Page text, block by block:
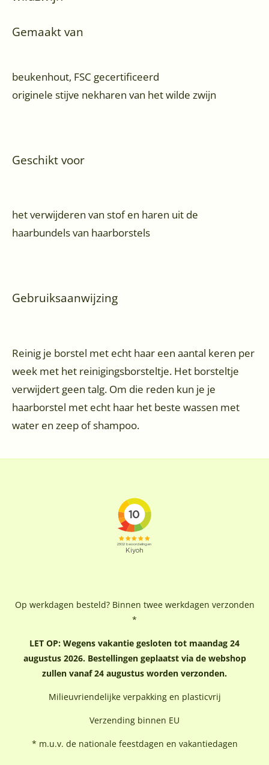
Gemaakt van
beukenhout, FSC gecertificeerd
originele stijve nekharen van het wilde zwijn
Geschikt voor
het verwijderen van stof en haren uit de
haarbundels van haarborstels
Gebruiksaanwijzing
Reinig je borstel met echt haar een aantal keren per
week met het reinigingsborsteltje. Het borsteltje
verwijdert geen talg. Om die reden kun je je
haarborstel met echt haar het beste wassen met
water en zeep of shampoo.
Op werkdagen besteld? Binnen twee werkdagen verzonden
*
LET OP: Wegens vakantie gesloten tot maandag 24
augustus 2026. Bestellingen geplaatst via de webshop
zullen vanaf 24 augustus worden verzonden.
Milieuvriendelijke verpakking en plasticvrij
Verzending binnen EU
* m.u.v. de nationale feestdagen en vakantiedagen